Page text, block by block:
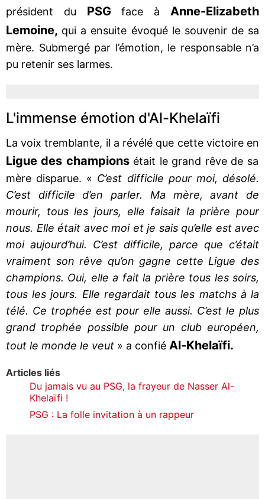
président du PSGface à
Anne-Elizabeth
Lemoine, qui a ensuite évoqué le souvenir de sa
mère. Submergé par l’émotion, le responsable n’a
pu retenir ses larmes.
L'immense émotion d'Al-Khelaïfi
La voix tremblante, il a révélé que cette victoire en
Ligue des champions était le grand rêve de sa
mère disparue. « C’est difficile pour moi, désolé.
C’est difficile d’en parler. Ma mère, avant de
mourir, tous les jours, elle faisait la prière pour
nous. Elle était avec moi et je sais qu’elle est avec
moi aujourd’hui. C’est difficile, parce que c’était
vraiment son rêve qu’on gagne cette Ligue des
champions. Oui, elle a fait la prière tous les soirs,
tous les jours. Elle regardait tous les matchs à la
télé. Ce trophée est pour elle aussi. C’est le plus
grand trophée possible pour un club européen,
tout le monde le veut » a confié Al-Khelaïfi.
Articles liés
Du jamais vu au PSG, la frayeur de Nasser Al-
Khelaïfi !
PSG : La folle invitation à un rappeur